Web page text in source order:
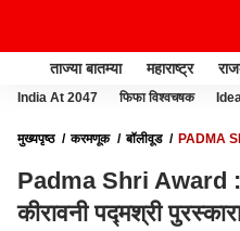
ताज्या बातम्या महाराष्ट्र
India At 2047 फिफा विश्वचषक
मुख्यपृष्ठ करमणूक बॉलीवूड
PADMA
Padma Shri Award :
कीरावनी पद्मश्री